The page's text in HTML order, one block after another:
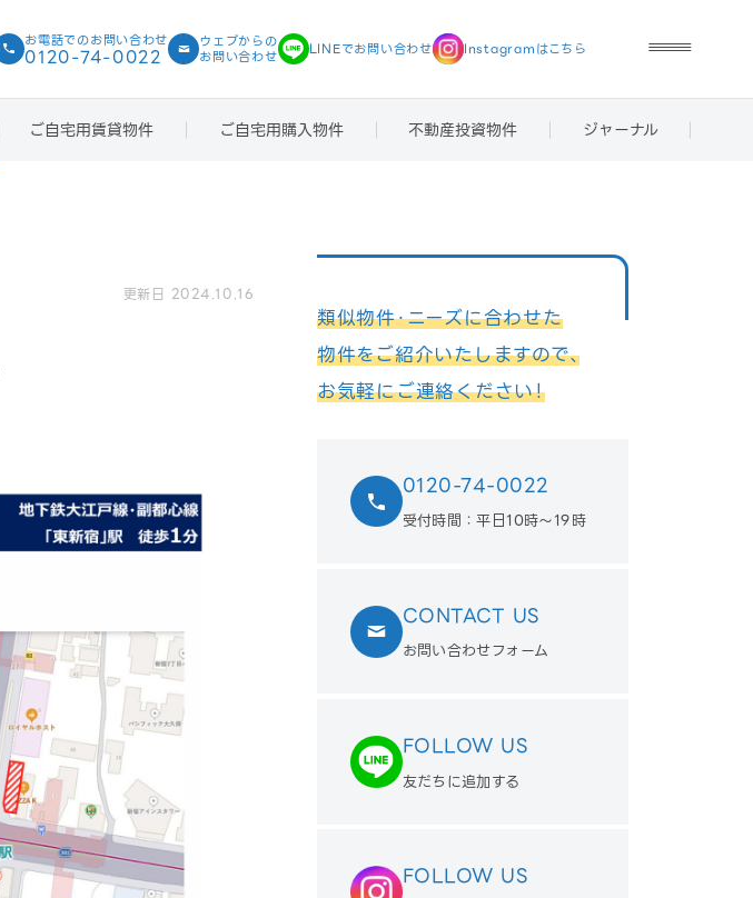
お電話でのお問い合わせ
0120-74-0022
ウェブからの
お問い合わせ LINEでお問い合わせ Instagramはこちら
ご自宅用賃貸物件 ご自宅用購入物件 不動産投資物件 ジャーナル
更新日 2024.10.16
類似物件・ニーズに合わせた
物件をご紹介いたしますので、
お気軽にご連絡ください！
0120-74-0022
受付時間：平日10時〜19時
CONTACT US
お問い合わせフォーム
FOLLOW US
友だちに追加する
FOLLOW US